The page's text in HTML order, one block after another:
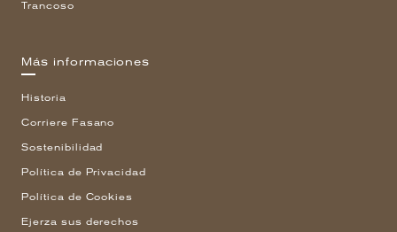
Trancoso
Más informaciones
Historia
Corriere Fasano
Sostenibilidad
Política de Privacidad
Política de Cookies
Ejerza sus derechos